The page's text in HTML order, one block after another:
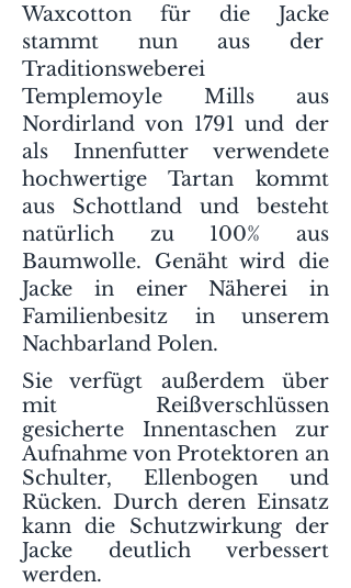
Waxcotton für die Jacke
stammt nun aus der
Traditionsweberei
Templemoyle Mills aus
Nordirland von 1791 und der
als Innenfutter verwendete
hochwertige Tartan kommt
aus Schottland und besteht
natürlich zu 100% aus
Baumwolle. Genäht wird die
Jacke in einer Näherei in
Familienbesitz in unserem
Nachbarland Polen.
Sie verfügt außerdem über
mit Reißverschlüssen
gesicherte Innentaschen zur
Aufnahme von Protektoren an
Schulter, Ellenbogen und
Rücken. Durch deren Einsatz
kann die Schutzwirkung der
Jacke deutlich verbessert
werden.